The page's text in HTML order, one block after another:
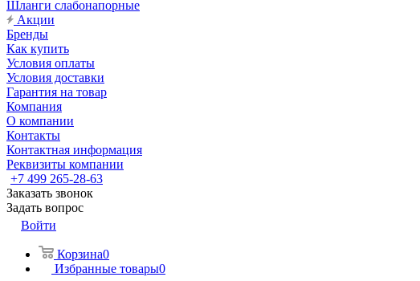
Шланги слабонапорные
Акции
Бренды
Как купить
Условия оплаты
Условия доставки
Гарантия на товар
Компания
О компании
Контакты
Контактная информация
Реквизиты компании
+7 499 265-28-63
Заказать звонок
Задать вопрос
Войти
Корзина0
Избранные товары0